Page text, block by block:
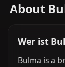
About
Wer ist
Bulma is a